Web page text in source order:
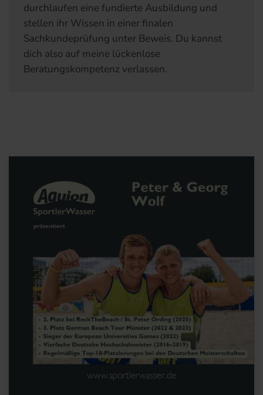
durchlaufen eine fundierte Ausbildung und
stellen ihr Wissen in einer finalen
Sachkundeprüfung unter Beweis. Du kannst
dich also auf meine lückenlose
Beratungskompetenz verlassen.